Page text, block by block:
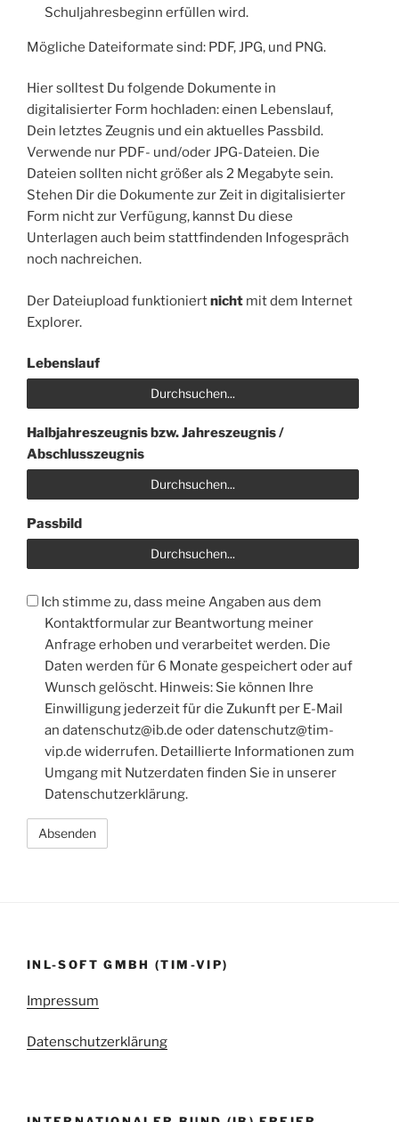
Schuljahresbeginn erfüllen wird.
Mögliche Dateiformate sind: PDF, JPG, und PNG.
Hier solltest Du folgende Dokumente in
digitalisierter Form hochladen: einen Lebenslauf,
Dein letztes Zeugnis und ein aktuelles Passbild.
Verwende nur PDF- und/oder JPG-Dateien. Die
Dateien sollten nicht größer als 2 Megabyte sein.
Stehen Dir die Dokumente zur Zeit in digitalisierter
Form nicht zur Verfügung, kannst Du diese
Unterlagen auch beim stattfindenden Infogespräch
noch nachreichen.
Der Dateiupload funktioniertnicht mit dem Internet
Explorer.
Lebenslauf
Durchsuchen...
Halbjahreszeugnis bzw. Jahreszeugnis /
Abschlusszeugnis
Durchsuchen...
Passbild
Durchsuchen...
Datenschutzerklärung
Ich stimme zu, dass meine Angaben aus dem
Kontaktformular zur Beantwortung meiner
Anfrage erhoben und verarbeitet werden. Die
Daten werden für 6 Monate gespeichert oder auf
Wunsch gelöscht. Hinweis: Sie können Ihre
Einwilligung jederzeit für die Zukunft per E-Mail
an datenschutz@ib.de oder datenschutz@tim-
vip.de widerrufen. Detaillierte Informationen zum
Umgang mit Nutzerdaten finden Sie in unserer
Datenschutzerklärung.
INL-SOFT GMBH (TIM-VIP)
Impressum
Datenschutzerklärung